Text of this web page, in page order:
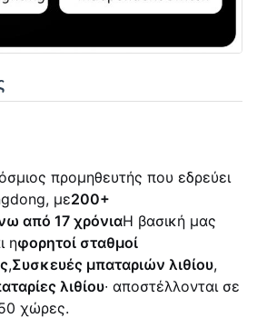
προμηθευτής που εδρεύει
με200+
από 17 χρόνιαΗ βασική μας
ηφορητοί σταθμοί
,Συσκευές μπαταριών λιθίου,
λιθίου∙ αποστέλλονται σε
χώρες.